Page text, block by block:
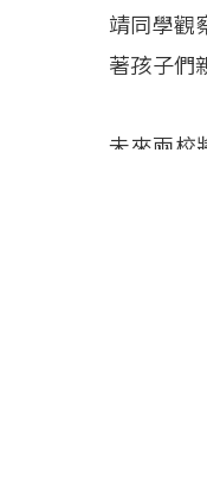
靖同學觀
著孩子們
未來兩校